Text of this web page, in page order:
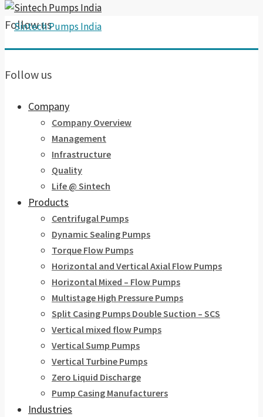
Follow us
Follow us
Company
Company Overview
Management
Infrastructure
Quality
Life @ Sintech
Products
Centrifugal Pumps
Dynamic Sealing Pumps
Torque Flow Pumps
Horizontal and Vertical Axial Flow Pumps
Horizontal Mixed – Flow Pumps
Multistage High Pressure Pumps
Split Casing Pumps Double Suction – SCS
Vertical mixed flow Pumps
Vertical Sump Pumps
Vertical Turbine Pumps
Zero Liquid Discharge
Pump Casing Manufacturers
Industries